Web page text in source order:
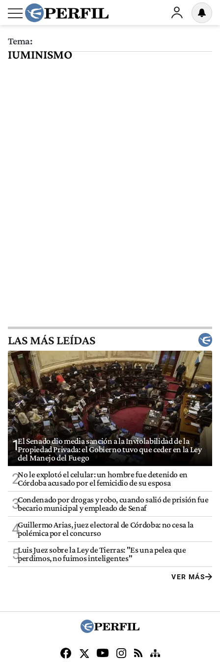
Tema:
IUMINISMO
LAS MÁS LEÍDAS
1El Senado dio media sanción a la Inviolabilidad de la
Propiedad Privada: el Gobierno tuvo que ceder en la Ley
del Manejo del Fuego
2No le explotó el celular: un hombre fue detenido en
Córdoba acusado por el femicidio de su esposa
3Condenado por drogas y robo, cuando salió de prisión fue
becario municipal y empleado de Senaf
4Guillermo Arias, juez electoral de Córdoba: no cesa la
polémica por el concurso
5Luis Juez sobre la Ley de Tierras: "Es una pelea que
perdimos, no fuimos inteligentes"
VER MÁS